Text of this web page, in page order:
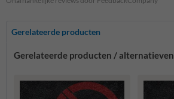
Gerelateerde producten
Gerelateerde producten / alternatieven